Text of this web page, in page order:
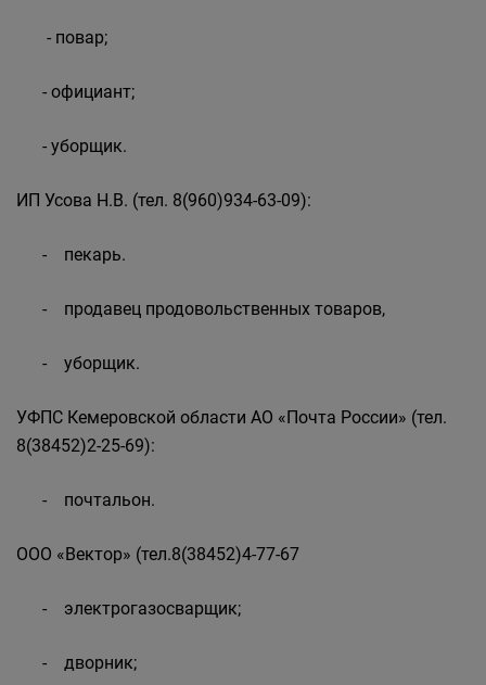
- повар;
- официант;
- уборщик.
ИП Усова Н.В. (тел. 8(960)934-63-09):
- пекарь.
- продавец продовольственных товаров,
- уборщик.
УФПС Кемеровской области АО «Почта России» (тел.
8(38452)2-25-69):
- почтальон.
ООО «Вектор» (тел.8(38452)4-77-67
- электрогазосварщик;
- дворник;